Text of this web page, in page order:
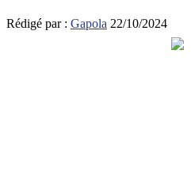
Rédigé par : Gapola 22/10/2024